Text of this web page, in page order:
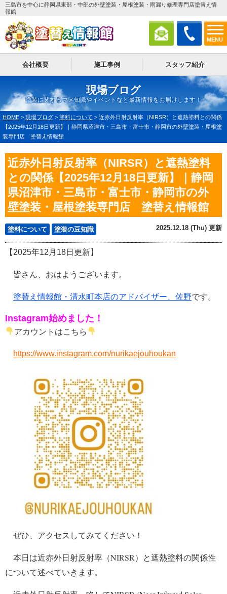
MENU
三島市を中心に静岡県東部・中部の外壁塗装・屋根塗装・雨漏り修理専門店塗替え情
報館
会社概要 施工事例 スタッフ紹介
現場ブログ
塗装に関するマメ知識やイベントなど最新情報をお届けします！
HOME > 現場ブログ > 塗料について > 近赤外日射反射率（NIRSR）と遮熱塗料との関係
【2025年12月18日更新】｜静岡県沼津市・三島市・富士市・静岡市の外壁塗装・屋根塗
装専門店 塗替え情報館
近赤外日射反射率（NIRSR）と遮熱塗料
との関係【2025年12月18日更新】｜静岡
県沼津市・三島市・富士市・静岡市の外
壁塗装・屋根塗装専門店 塗替え情報館
塗料について 塗装の豆知識 2025.12.18 (Thu) 更新
【2025年12月18日更新】
皆さん、おはようございます。
塗替え情報館・清水町本店のアドバイザー、佐野です。
Instagram始めました！
アカウントはこちら
https://www.instagram.com/nurikaejouhoukan
ぜひ、アクセスしてみてください！
本日は近赤外日射反射率（NIRSR）と遮熱塗料の関係性
について述べていきます。